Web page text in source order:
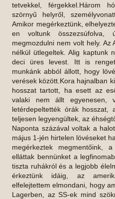
tetvekkel, férgekkel.Három
szörnyű helyről,
Amikor megérkeztünk,
en voltunk összezsúfolva,
megmozdulni nem volt hely. Az
nélkül ütlegeltek. Alig kaptunk
deci üres levest. Itt is
munkánk abból állott, hogy
verések között.Kora hajnalban
hosszat tartott, ha esett az
valaki nem állt egyenesen,
letérdepeltették órák
teljesen legyengültek, az
Naponta százával voltak a
május 1-jén hirtelen lövéseket
megérkeztek megmentőink,
elláttak bennünket a
tiszta ruhákról és a legjobb
érkeztünk idáig, az
elfelejtettem elmondani, hogy
Lagerben, az SS-ek mind